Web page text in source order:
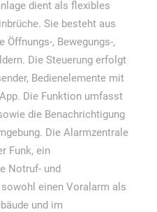
dient als flexibles
Sie besteht aus
Öffnungs-, Bewegungs-,
Die Steuerung erfolgt
Bedienelemente mit
Die Funktion umfasst
die Benachrichtigung
Die Alarmzentrale
Funk, ein
Notruf- und
einen Voralarm als
und im